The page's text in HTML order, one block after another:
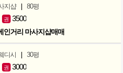
지샵 | 80평
권 3500
인거리 마사지샵매매
디시 | 30평
권 3000